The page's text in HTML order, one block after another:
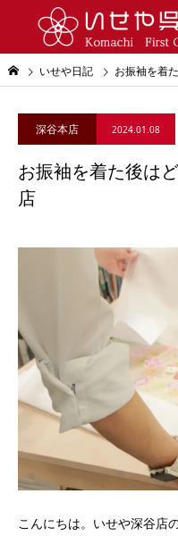
いせや日記 お振袖を着
深谷本店 2024.01.08
お振袖を着た後は
店
こんにちは。いせや深谷店